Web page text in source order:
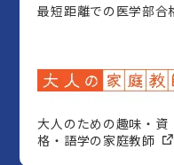
最短距離での医学部合
大人のための趣味・資
格・語学の家庭教師